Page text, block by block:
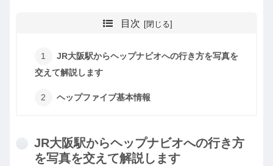
目次
JR大阪駅からヘップナビオへの行き方を写真を
交えて解説します
ヘップファイブ基本情報
JR大阪駅からヘップナビオへの行き方
を写真を交えて解説します